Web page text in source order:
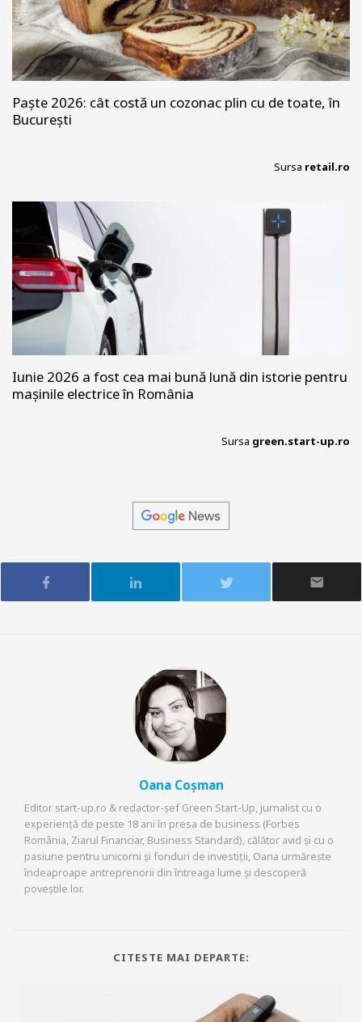
Paște 2026: cât costă un cozonac plin cu de toate, în
București
Sursa retail.ro
Iunie 2026 a fost cea mai bună lună din istorie pentru
mașinile electrice în România
Sursa green.start-up.ro
Oana Coșman
Editor start-up.ro & redactor-șef Green Start-Up, jurnalist cu o
experiență de peste 18 ani în presa de business (Forbes
România, Ziarul Financiar, Business Standard), călător avid și cu o
pasiune pentru unicorni și fonduri de investiții, Oana urmărește
îndeaproape antreprenorii din întreaga lume și descoperă
poveștile lor.
CITESTE MAI DEPARTE: